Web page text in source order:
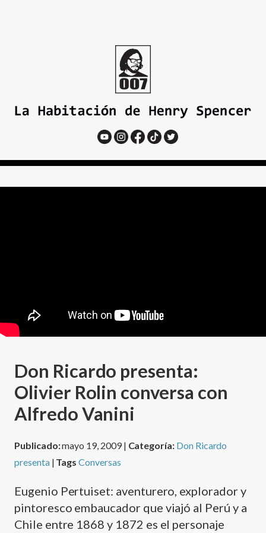
Don Ricardo presenta:
Olivier Rolin conversa con
Alfredo Vanini
Publicado:mayo 19, 2009 | Categoría: Don Ricardo
presenta| TagsConversas
Eugenio Pertuiset: aventurero, explorador y
pintoresco embaucador que viajó al Perú y a
Chile entre 1868 y 1872 es el personaje